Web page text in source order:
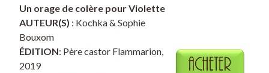
Un orage de colère pour Violette
AUTEUR(S) : Kochka & Sophie
Bouxom
ÉDITION: Père castor Flammarion,
2019